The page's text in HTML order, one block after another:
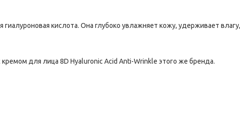
кислота. Она глубоко увлажняет кожу, удерживает влагу,
для лица 8D Hyaluronic Acid Anti-Wrinkle этого же бренда.